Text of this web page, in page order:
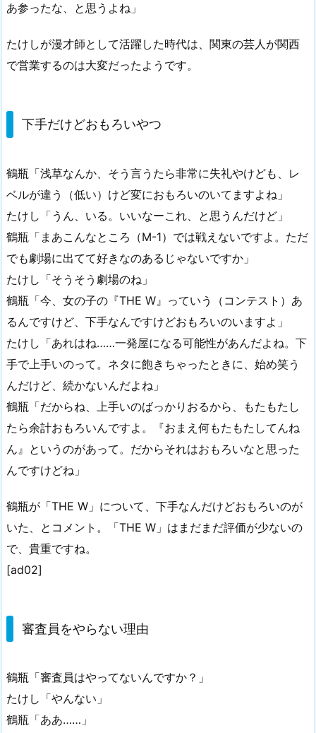
あ参ったな、と思うよね」
たけしが漫才師として活躍した時代は、関東の芸人が関西
で営業するのは大変だったようです。
下手だけどおもろいやつ
鶴瓶「浅草なんか、そう言うたら非常に失礼やけども、レ
ベルが違う（低い）けど変におもろいのいてますよね」
たけし「うん、いる。いいなーこれ、と思うんだけど」
鶴瓶「まあこんなところ（M-1）では戦えないですよ。ただ
でも劇場に出てて好きなのあるじゃないですか」
たけし「そうそう劇場のね」
鶴瓶「今、女の子の『THE W』っていう（コンテスト）あ
るんですけど、下手なんですけどおもろいのいますよ」
たけし「あれはね……一発屋になる可能性があんだよね。下
手で上手いのって。ネタに飽きちゃったときに、始め笑う
んだけど、続かないんだよね」
鶴瓶「だからね、上手いのばっかりおるから、もたもたし
たら余計おもろいんですよ。『おまえ何もたもたしてんね
ん』というのがあって。だからそれはおもろいなと思った
んですけどね」
鶴瓶が「THE W」について、下手なんだけどおもろいのが
いた、とコメント。「THE W」はまだまだ評価が少ないの
で、貴重ですね。
[ad02]
審査員をやらない理由
鶴瓶「審査員はやってないんですか？」
たけし「やんない」
鶴瓶「ああ……」